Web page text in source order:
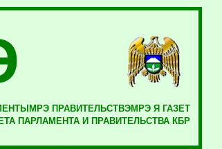
ПРАВИТЕЛЬСТВЭМРЭ Я ГАЗЕТ
ПАРЛАМЕНТА И ПРАВИТЕЛЬСТВА КБР